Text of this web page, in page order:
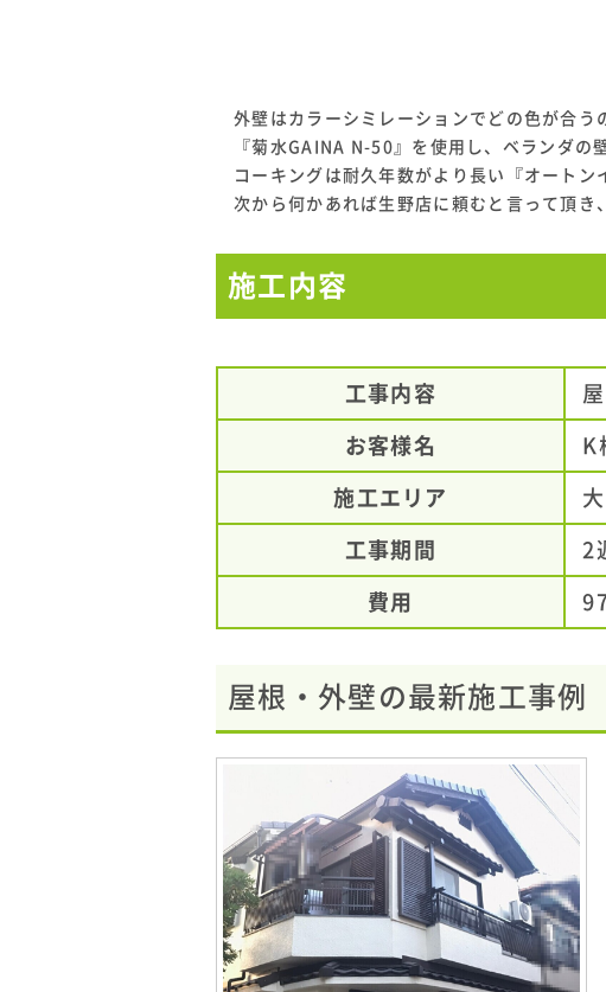
外壁はカラーシミレーションでどの色が合う
『菊水GAINA N-50』を使用し、ベランダ
コーキングは耐久年数がより長い『オートン
次から何かあれば生野店に頼むと言って頂き
施工内容
工事内容
お客様名 K
施工エリア
工事期間 2
費用
屋根・外壁の最新施工事例